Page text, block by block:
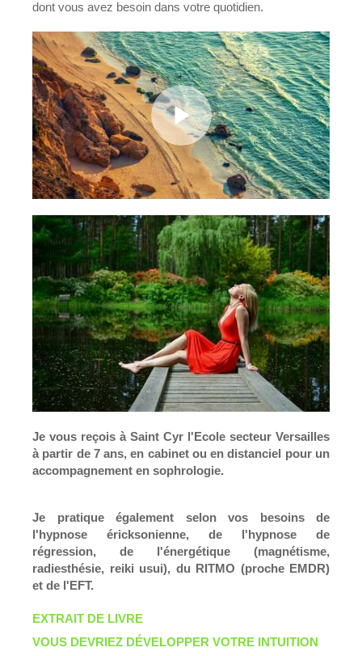
dont vous avez besoin dans votre quotidien.
Je vous reçois à Saint Cyr l'Ecole secteur Versailles
à partir de 7 ans, en cabinet ou en distanciel pour un
accompagnement en sophrologie.
Je pratique également selon vos besoins de
l'hypnose éricksonienne, de l'hypnose de
régression, de l'énergétique (magnétisme,
radiesthésie, reiki usui), du RITMO (proche EMDR)
et de l'EFT.
EXTRAIT DE LIVRE
VOUS DEVRIEZ DÉVELOPPER VOTRE INTUITION